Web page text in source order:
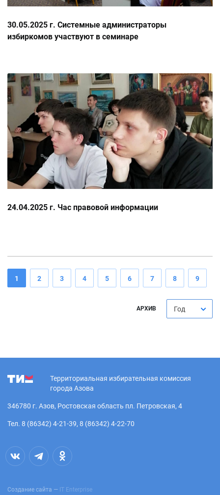
30.05.2025 г. Системные администраторы
избиркомов участвуют в семинаре
24.04.2025 г. Час правовой информации
1 2 3 4 5 6 7 8 9
АРХИВ Год
Территориальная избирательная комиссия
города Азова
346780 г. Азов, Ростовская область пл. Петровская, 4
Тел. 8 (86342) 4-21-39, 8 (86342) 4-22-70
Создание сайта — IT Enterprise